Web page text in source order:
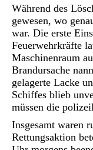
Während des
gewesen, wo
war. Die erste
Feuerwehrkräfte
Maschinenraum
Brandursache
gelagerte Lacke
Schiffes blieb
müssen die
Insgesamt waren
Rettungsaktion